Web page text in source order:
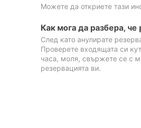
Можете да откриете тази
Как мога да разбера,
След като анулирате
Проверете входящата си
часа, моля, свържете се с
резервацията ви.